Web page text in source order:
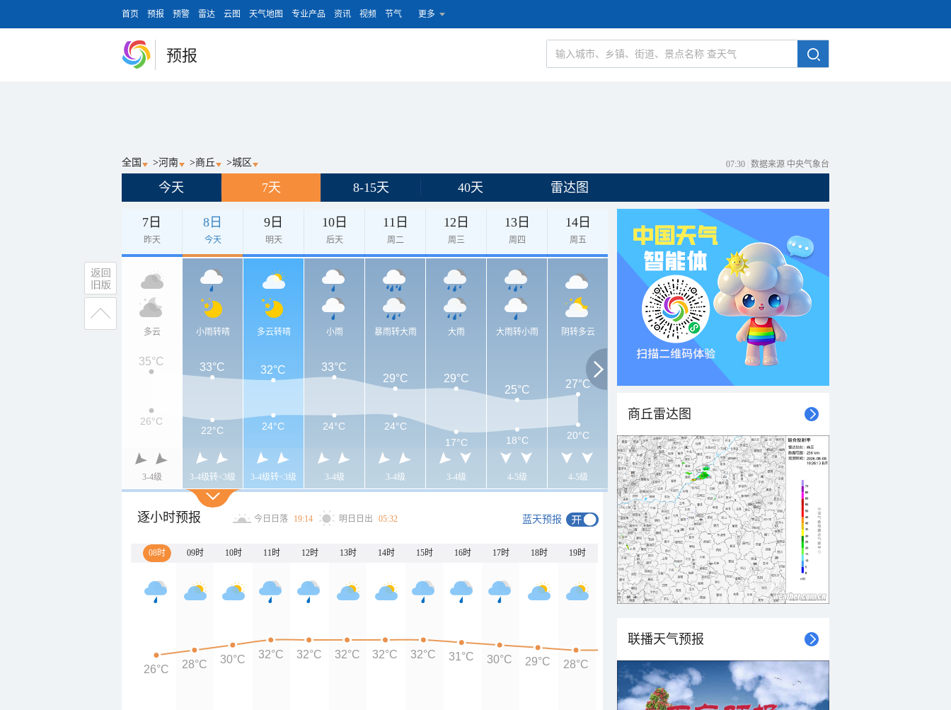
首页 预报 预警 雷达 云图 天气地图 专业产品 资讯 视频 节气 更多
预报
全国 >河南 >商丘 >城区 07:30 数据来源 中央气象台
今天 7天 8-15天 40天 雷达图
7日
昨天
8日
今天
9日
明天
10日
后天
11日
周二
12日
周三
13日
周四
14日
周五
多云
3-4级
小雨转晴
3-4级转<3级
多云转晴
3-4级转<3级
小雨
3-4级
暴雨转大雨
3-4级
大雨
3-4级
大雨转小雨
4-5级
阴转多云
4-5级
35°C 33°C 32°C
33°C
29°C
29°C
25°C
27°C
26°C
22°C 24°C 24°C 24°C
17°C 18°C 20°C
逐小时预报 今日日落 19:14 明日日出 05:32 蓝天预报
08时 09时 10时 11时 12时 13时 14时 15时 16时 17时 18时 19时 20时 21时 22时 23时 00时 01时
26°C 28°C 30°C 32°C 32°C 32°C 32°C 32°C 31°C 30°C 29°C 28°C 28°C 27°C 26°C 25°C 25°C 24°C
商丘雷达图
联播天气预报